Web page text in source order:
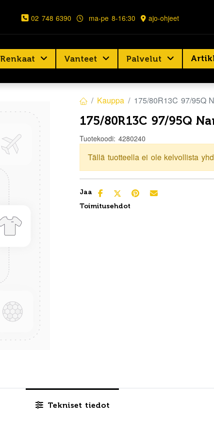
02 748 6390 ma-pe 8-16:30 ajo-ohjeet
Renkaat Vanteet Palvelut
Kauppa 175/80R13C 97/95Q
175/80R13C 97/95Q
Tuotekoodi: 4280240
Tällä tuotteella ei ole kelvollista
Jaa
Toimitusehdot
Tekniset tiedot